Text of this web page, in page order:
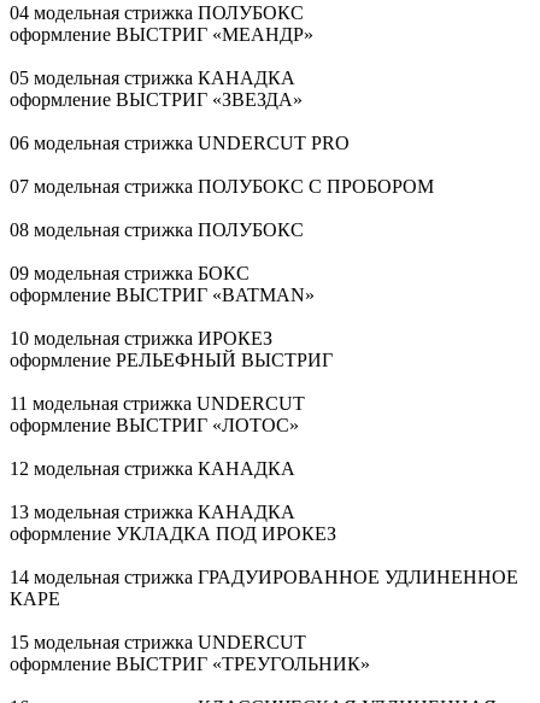
04 модельная стрижка ПОЛУБОКС
оформление ВЫСТРИГ «МЕАНДР»
05 модельная стрижка КАНАДКА
оформление ВЫСТРИГ «ЗВЕЗДА»
06 модельная стрижка UNDERCUT PRO
07 модельная стрижка ПОЛУБОКС С ПРОБОРОМ
08 модельная стрижка ПОЛУБОКС
09 модельная стрижка БОКС
оформление ВЫСТРИГ «BATMAN»
10 модельная стрижка ИРОКЕЗ
оформление РЕЛЬЕФНЫЙ ВЫСТРИГ
11 модельная стрижка UNDERCUT
оформление ВЫСТРИГ «ЛОТОС»
12 модельная стрижка КАНАДКА
13 модельная стрижка КАНАДКА
оформление УКЛАДКА ПОД ИРОКЕЗ
14 модельная стрижка ГРАДУИРОВАННОЕ УДЛИНЕННОЕ
КАРЕ
15 модельная стрижка UNDERCUT
оформление ВЫСТРИГ «ТРЕУГОЛЬНИК»